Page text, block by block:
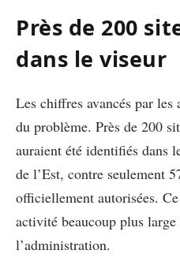
Près de 200
dans le viseur
Les chiffres avancés par
du problème. Près de 200
auraient été identifiés dans
de l’Est, contre seulement
officiellement autorisées.
activité beaucoup plus
l’administration.